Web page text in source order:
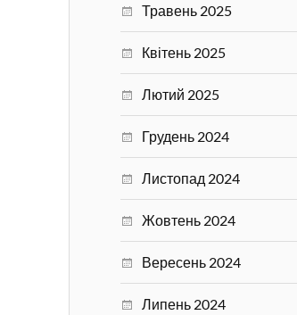
Травень 2025
Квітень 2025
Лютий 2025
Грудень 2024
Листопад 2024
Жовтень 2024
Вересень 2024
Липень 2024